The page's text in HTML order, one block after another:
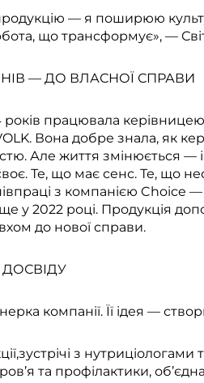
— я поширюю
що трансформує», —
— ДО ВЛАСНОЇ СПРАВИ
років працювала
Вона добре знала, як
Але життя змінюється —
Те, що має сенс. Те, що
з компанією Choice
у 2022 році. Продукція
до нової справи.
компанії. Її ідея —
з нутриціологами
та профілактики,